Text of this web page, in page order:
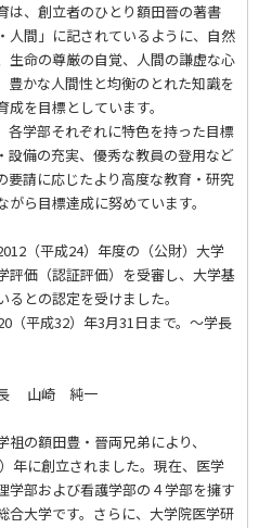
は、創立者のひとり額田晉の著書
人間」に記されているように、自然
生命の尊厳の自覚、人間の謙虚な心
豊かな人間性と均衡のとれた知識を
成を目標としています。
各学部それぞれに特色を持った目標
設備の充実、優秀な教員の登用など
要請に応じたより高度な教育・研究
がら目標達成に努めています。
（平成24）年度の（公財）大学
評価（認証評価）を受審し、大学基
るとの認定を受けました。
（平成32）年3月31日まで。～学長
山崎 純一
祖の額田豊・晉両兄弟により、
年に創立されました。現在、医学
学部および看護学部の４学部を擁す
合大学です。さらに、大学院医学研